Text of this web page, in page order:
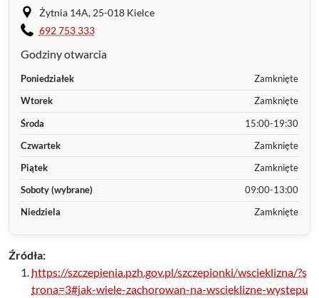
Żytnia 14A, 25-018 Kielce
692 753 333
Godziny otwarcia
Poniedziałek
Zamknięte
Wtorek
Zamknięte
Środa
15:00-19:30
Czwartek
Zamknięte
Piątek
Zamknięte
Soboty (wybrane)
09:00-13:00
Niedziela
Zamknięte
Źródła:
https://szczepienia.pzh.gov.pl/szczepionki/wscieklizna/?s
trona=3#jak-wiele-zachorowan-na-wscieklizne-wystepu